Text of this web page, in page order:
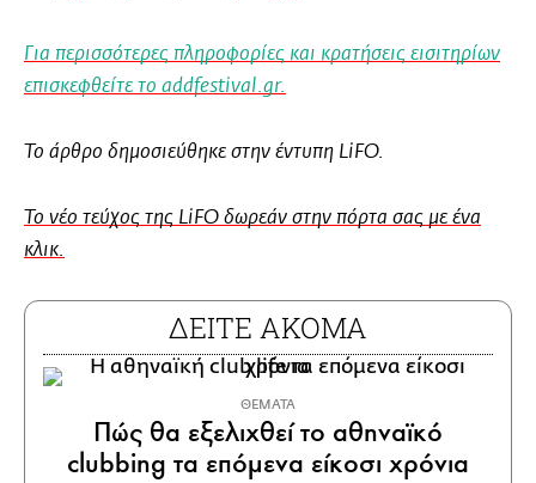
Για περισσότερες πληροφορίες και κρατήσεις εισιτηρίων
επισκεφθείτε το addfestival.gr.
Το άρθρο δημοσιεύθηκε στην έντυπη LiFO.
Το νέο τεύχος της LiFO δωρεάν στην πόρτα σας με ένα
κλικ.
ΔΕΙΤΕ ΑΚΟΜΑ
ΘΕΜΑΤΑ
Πώς θα εξελιχθεί το αθηναϊκό
clubbing τα επόμενα είκοσι χρόνια